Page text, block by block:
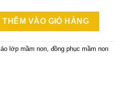
THÊM VÀO GIỎ HÀNG
áo lớp mầm non, đồng phục mầm non